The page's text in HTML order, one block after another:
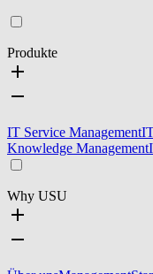
Produkte
IT Service Management
Knowledge Management
Why USU